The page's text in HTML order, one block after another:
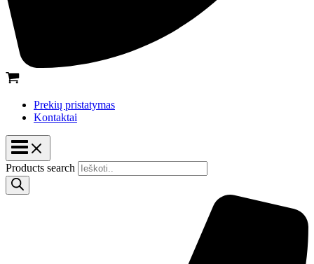
Prekių pristatymas
Kontaktai
Products search